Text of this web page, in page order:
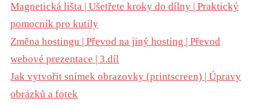
Magnetická lišta | Ušetřete kroky do dílny | Praktický
pomocník pro kutily
Změna hostingu | Převod na jiný hosting | Převod
webové prezentace | 3.díl
Jak vytvořit snímek obrazovky (printscreen) | Úpravy
obrázků a fotek